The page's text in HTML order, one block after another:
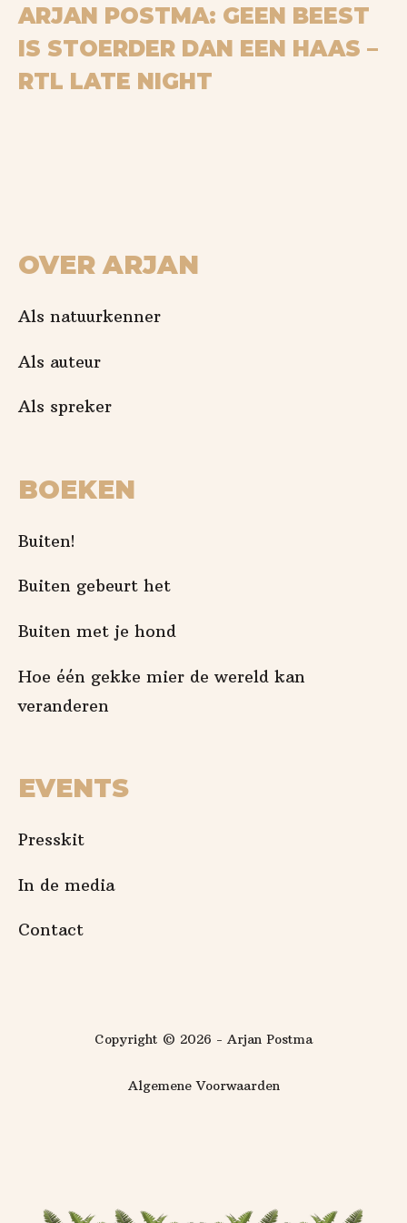
Bekijk op YouTube
ARJAN POSTMA: GEEN BEEST
IS STOERDER DAN EEN HAAS –
RTL LATE NIGHT
OVER ARJAN
Als natuurkenner
Als auteur
Als spreker
BOEKEN
Buiten!
Buiten gebeurt het
Buiten met je hond
Hoe één gekke mier de wereld kan
veranderen
EVENTS
Presskit
In de media
Contact
Copyright © 2026 - Arjan Postma
Algemene Voorwaarden